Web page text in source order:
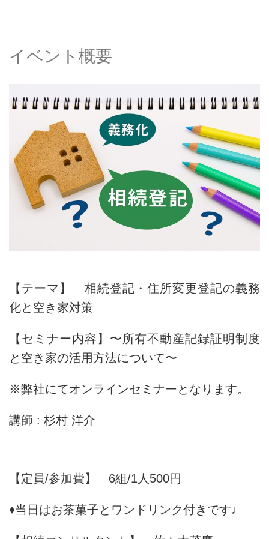
イベント概要
【テーマ】 相続登記・住所変更登記の義務
化と空き家対策
【セミナー内容】〜所有不動産記録証明制度
と空き家の活用方法について〜
※弊社にてオンラインセミナーとなります。
講師 : 杉村 洋介
【定員/参加費】 6組/1人500円
♦︎当日はお茶菓子とワンドリンク付きです♩